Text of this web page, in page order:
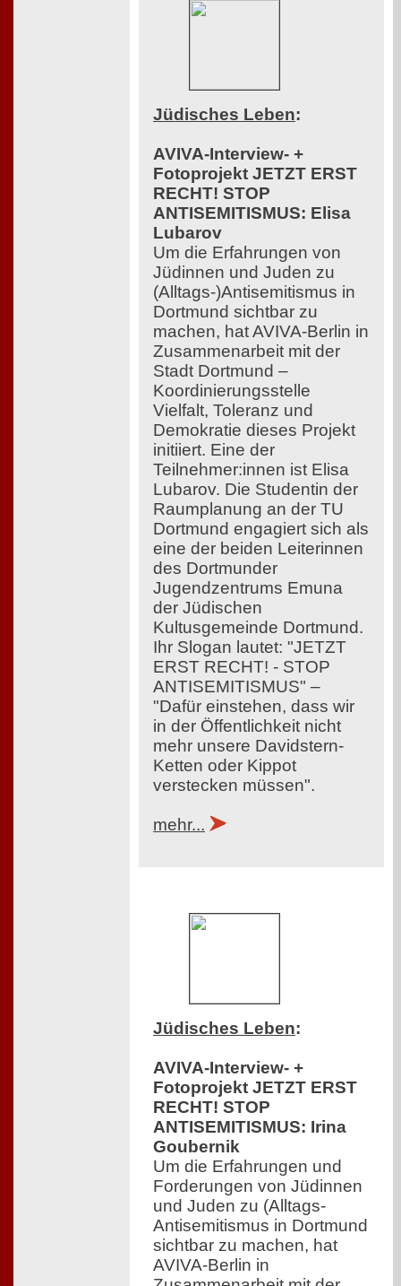
Jüdisches Leben:
AVIVA-Interview- +
Fotoprojekt JETZT ERST
RECHT! STOP
ANTISEMITISMUS: Elisa
Lubarov
Um die Erfahrungen von
Jüdinnen und Juden zu
(Alltags-)Antisemitismus in
Dortmund sichtbar zu
machen, hat AVIVA-Berlin in
Zusammenarbeit mit der
Stadt Dortmund –
Koordinierungsstelle
Vielfalt, Toleranz und
Demokratie dieses Projekt
initiiert. Eine der
Teilnehmer:innen ist Elisa
Lubarov. Die Studentin der
Raumplanung an der TU
Dortmund engagiert sich als
eine der beiden Leiterinnen
des Dortmunder
Jugendzentrums Emuna
der Jüdischen
Kultusgemeinde Dortmund.
Ihr Slogan lautet: "JETZT
ERST RECHT! - STOP
ANTISEMITISMUS" –
"Dafür einstehen, dass wir
in der Öffentlichkeit nicht
mehr unsere Davidstern-
Ketten oder Kippot
verstecken müssen".
mehr...
Jüdisches Leben:
AVIVA-Interview- +
Fotoprojekt JETZT ERST
RECHT! STOP
ANTISEMITISMUS: Irina
Goubernik
Um die Erfahrungen und
Forderungen von Jüdinnen
und Juden zu (Alltags-
Antisemitismus in Dortmund
sichtbar zu machen, hat
AVIVA-Berlin in